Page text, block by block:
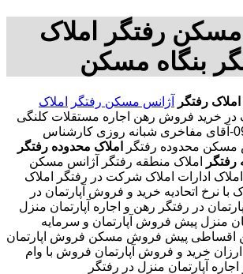
مسکن رفتگر املاک
بنگاه مسکن
املاک رفتگر آژانس مسکن رفتگر
املاک
در خرید فروش رهن اجاره مستقلات کلنگی
تجاری-09362467140-آقای مفاخری شبانه روزی کارشناس
محدوده رفتگر
املاک محدوده رفتگر
املاک منطقه رفتگر آژانس مسکن
ادارات املاک شرکت در رفتگر املاک
با نرخ اتحادیه خرید و فروش آپارتمان در
در رفتگر رهن و اجاره آپارتمان منزل
منزل پیش فروش آپارتمان و سرمایه
پیش فروش مسکن فروش اپارتمان
خرید و فروش آپارتمان فروش با وام
آپارتمان منزل در رفتگر